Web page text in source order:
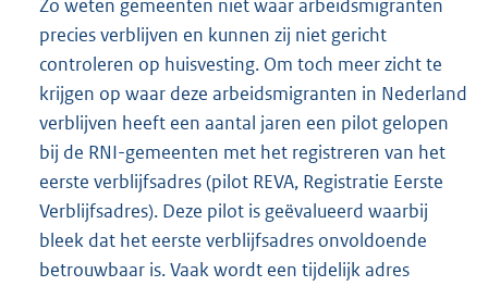
Zo weten gemeenten niet waar arbeidsmigranten
precies verblijven en kunnen zij niet gericht
controleren op huisvesting. Om toch meer zicht te
krijgen op waar deze arbeidsmigranten in Nederland
verblijven heeft een aantal jaren een pilot gelopen
bij de RNI-gemeenten met het registreren van het
eerste verblijfsadres (pilot REVA, Registratie Eerste
Verblijfsadres). Deze pilot is geëvalueerd waarbij
bleek dat het eerste verblijfsadres onvoldoende
betrouwbaar is. Vaak wordt een tijdelijk adres